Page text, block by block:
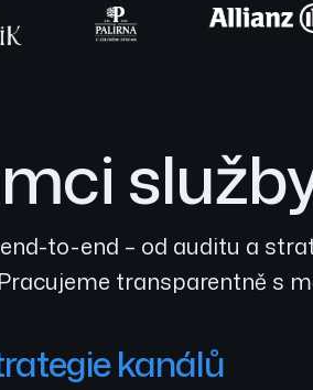
to-end – od auditu a
transparentně s
kanálů